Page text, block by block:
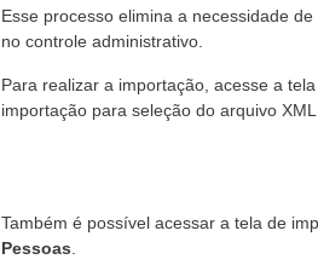
Esse processo elimina a necessidade
no controle administrativo.
Para realizar a importação, acesse a
importação para seleção do arquivo XML.
Também é possível acessar a tela de
Pessoas